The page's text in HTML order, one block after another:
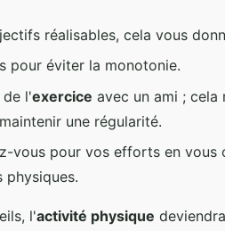
réalisables, cela vous
pour éviter la monotonie.
de l'exercice avec un ami ; cela
une régularité.
vous pour vos efforts en
physiques.
l'activité physique